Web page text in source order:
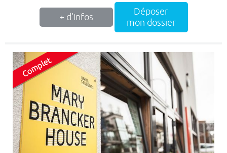
+ d'infos
Déposer
mon dossier